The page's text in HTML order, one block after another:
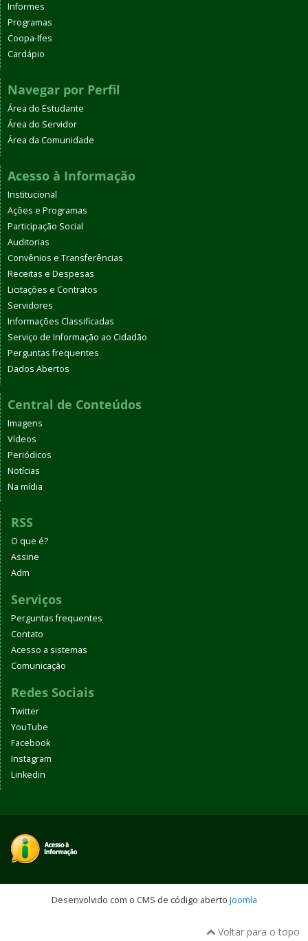
Informes
Programas
Coopa-Ifes
Cardápio
Navegar por Perfil
Área do Estudante
Área do Servidor
Área da Comunidade
Acesso à Informação
Institucional
Ações e Programas
Participação Social
Auditorias
Convênios e Transferências
Receitas e Despesas
Licitações e Contratos
Servidores
Informações Classificadas
Serviço de Informação ao Cidadão
Perguntas frequentes
Dados Abertos
Central de Conteúdos
Imagens
Vídeos
Periódicos
Notícias
Na mídia
RSS
O que é?
Assine
Adm
Serviços
Perguntas frequentes
Contato
Acesso a sistemas
Comunicação
Redes Sociais
Twitter
YouTube
Facebook
Instagram
Linkedin
Desenvolvido com o CMS de código aberto Joomla
Voltar para o topo